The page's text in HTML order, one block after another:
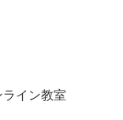
イン教室